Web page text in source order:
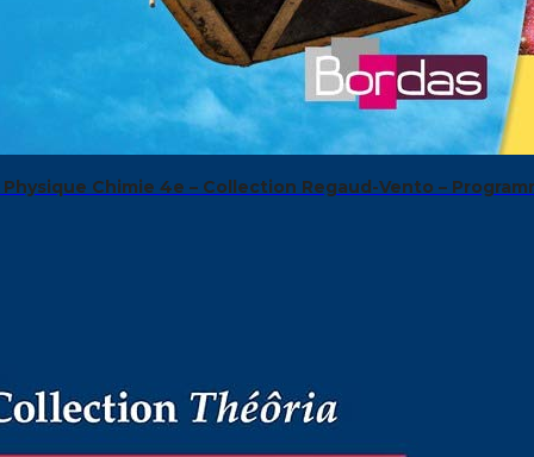
Chimie 4e – Collection Regaud-Vento –